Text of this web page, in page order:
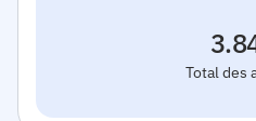
Total des